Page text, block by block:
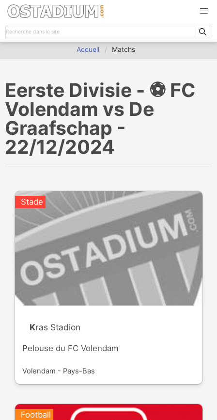
Accueil Matchs
Eerste Divisie - ⚽️ FC
Volendam vs De
Graafschap -
22/12/2024
Stade
Kras Stadion
Pelouse du FC Volendam
Volendam - Pays-Bas
Football